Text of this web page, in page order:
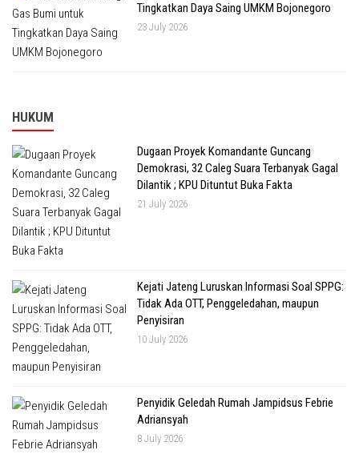
Tingkatkan Daya Saing UMKM Bojonegoro
23 July 2026
HUKUM
Dugaan Proyek Komandante Guncang
Demokrasi, 32 Caleg Suara Terbanyak Gagal
Dilantik ; KPU Dituntut Buka Fakta
21 July 2026
Kejati Jateng Luruskan Informasi Soal SPPG:
Tidak Ada OTT, Penggeledahan, maupun
Penyisiran
10 July 2026
Penyidik Geledah Rumah Jampidsus Febrie
Adriansyah
8 July 2026